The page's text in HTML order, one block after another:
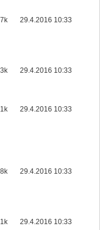
29.4.2016 10:33
29.4.2016 10:33
29.4.2016 10:33
29.4.2016 10:33
29.4.2016 10:33